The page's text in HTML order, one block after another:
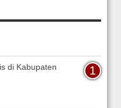
di Kabupaten